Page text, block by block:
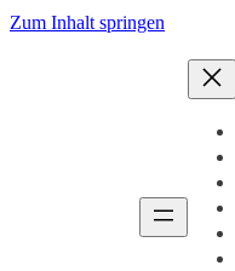
Zum
Zum Inhalt springen